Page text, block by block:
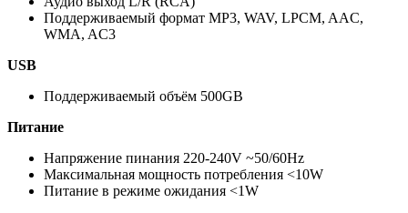
Поддерживаемый формат MP3, WAV, LPCM, AAC,
WMA, AC3
USB
Поддерживаемый объём 500GB
Питание
Напряжение пинания 220-240V ~50/60Hz
Максимальная мощность потребления <10W
Питание в режиме ожидания <1W